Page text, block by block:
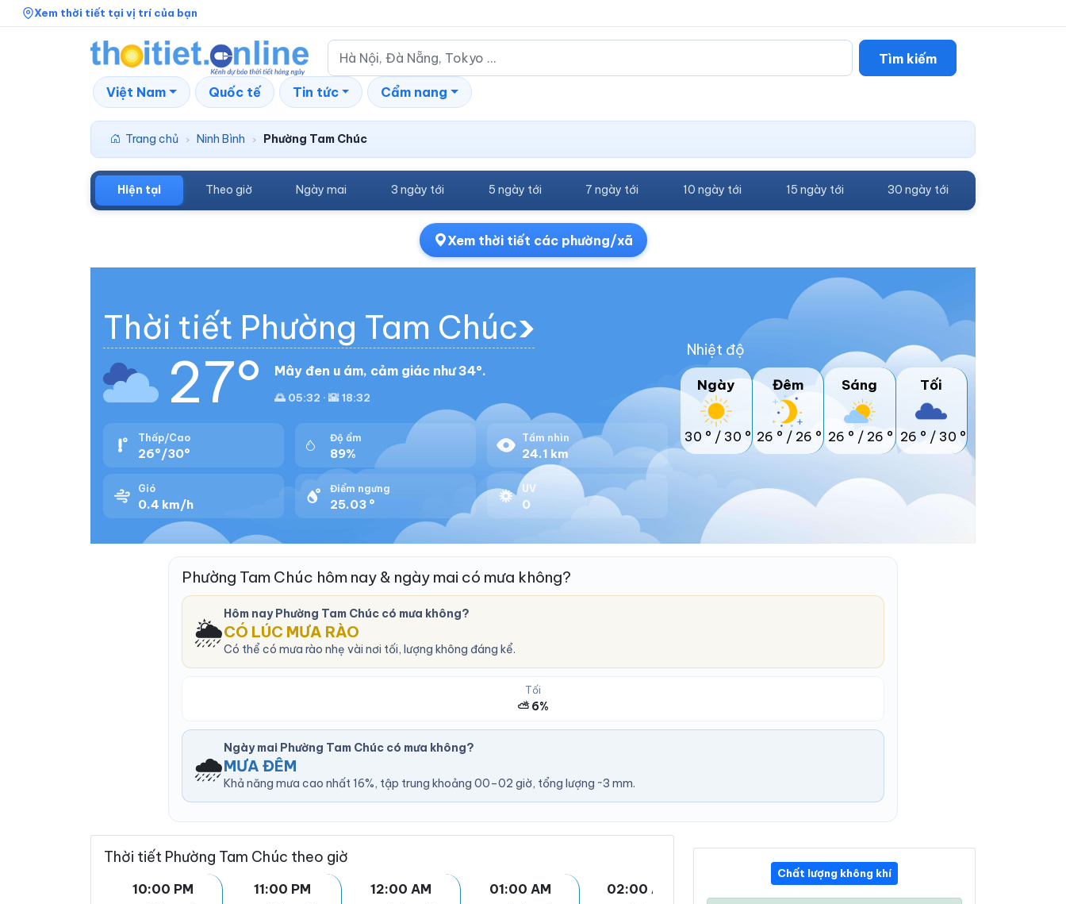
Xem thời tiết tại vị trí của bạn
Tìm kiếm
Việt Nam Quốc tế Tin tức Cẩm nang
Trang chủ › Ninh Bình › Phường Tam Chúc
Hiện tại Theo giờ Ngày mai 3 ngày tới 5 ngày tới 7 ngày tới 10 ngày tới 15 ngày tới 30 ngày tới
Xem thời tiết các phường/xã
Thời tiết Phường Tam Chúc
27° Mây đen u ám, cảm giác như 34°.
🌅 05:32 · 🌇 18:32
Thấp/Cao
26°/30°
Độ ẩm
89%
Tầm nhìn
24.1 km
Gió
0.4 km/h
Điểm ngưng
25.03 °
UV
0
Nhiệt độ
Ngày
30 ° / 30 °
Đêm
26 ° / 26 °
Sáng
26 ° / 26 °
Tối
26 ° / 30 °
Phường Tam Chúc hôm nay & ngày mai có mưa không?
🌦️
Hôm nay Phường Tam Chúc có mưa không?
CÓ LÚC MƯA RÀO
Có thể có mưa rào nhẹ vài nơi tối, lượng không đáng kể.
Tối
⛅ 6%
🌧️
Ngày mai Phường Tam Chúc có mưa không?
MƯA ĐÊM
Khả năng mưa cao nhất 16%, tập trung khoảng 00–02 giờ, tổng lượng ~3 mm.
Thời tiết Phường Tam Chúc theo giờ
10:00 PM
11:00 PM
12:00 AM
01:00 AM
02:00 AM
03:00 AM
04:00 AM
Chất lượng không khí